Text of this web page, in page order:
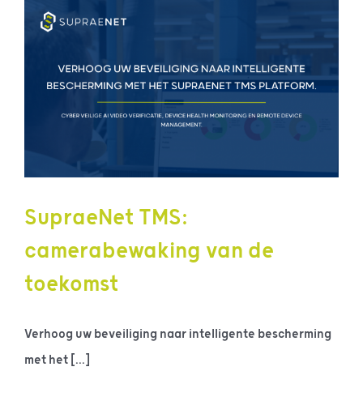
SupraeNet TMS:
camerabewaking van de
toekomst
Verhoog uw beveiliging naar intelligente bescherming
met het [...]